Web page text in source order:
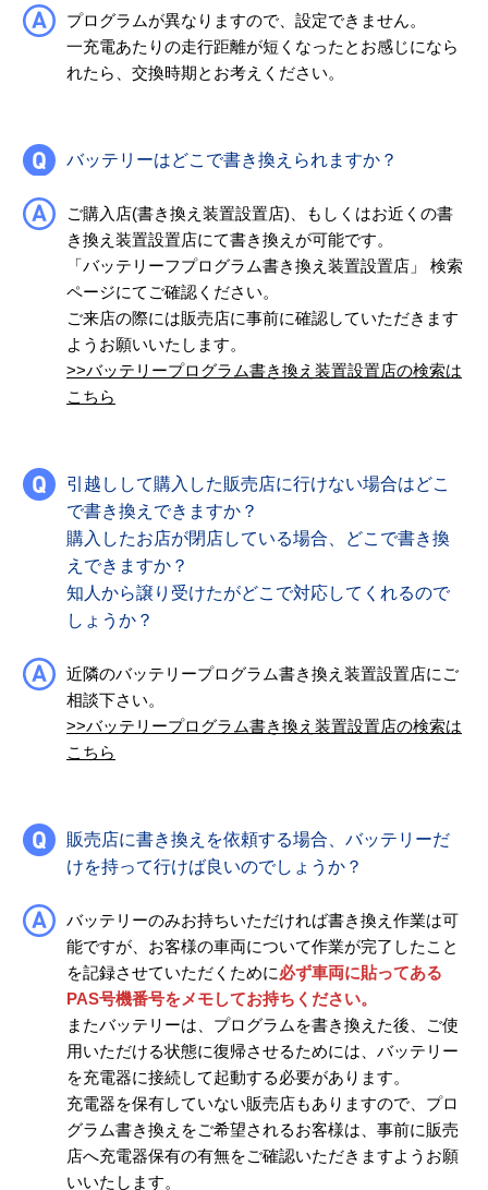
プログラムが異なりますので、設定できません。
一充電あたりの走行距離が短くなったとお感じになら
れたら、交換時期とお考えください。
バッテリーはどこで書き換えられますか？
ご購入店(書き換え装置設置店)、もしくはお近くの書
き換え装置設置店にて書き換えが可能です。
「バッテリーフプログラム書き換え装置設置店」 検索
ページにてご確認ください。
ご来店の際には販売店に事前に確認していただきます
ようお願いいたします。
>>バッテリープログラム書き換え装置設置店の検索は
こちら
引越しして購入した販売店に行けない場合はどこ
で書き換えできますか？
購入したお店が閉店している場合、どこで書き換
えできますか？
知人から譲り受けたがどこで対応してくれるので
しょうか？
近隣のバッテリープログラム書き換え装置設置店にご
相談下さい。
>>バッテリープログラム書き換え装置設置店の検索は
こちら
販売店に書き換えを依頼する場合、バッテリーだ
けを持って行けば良いのでしょうか？
バッテリーのみお持ちいただければ書き換え作業は可
能ですが、お客様の車両について作業が完了したこと
を記録させていただくために必ず車両に貼ってある
PAS号機番号をメモしてお持ちください。
またバッテリーは、プログラムを書き換えた後、ご使
用いただける状態に復帰させるためには、バッテリー
を充電器に接続して起動する必要があります。
充電器を保有していない販売店もありますので、プロ
グラム書き換えをご希望されるお客様は、事前に販売
店へ充電器保有の有無をご確認いただきますようお願
いいたします。